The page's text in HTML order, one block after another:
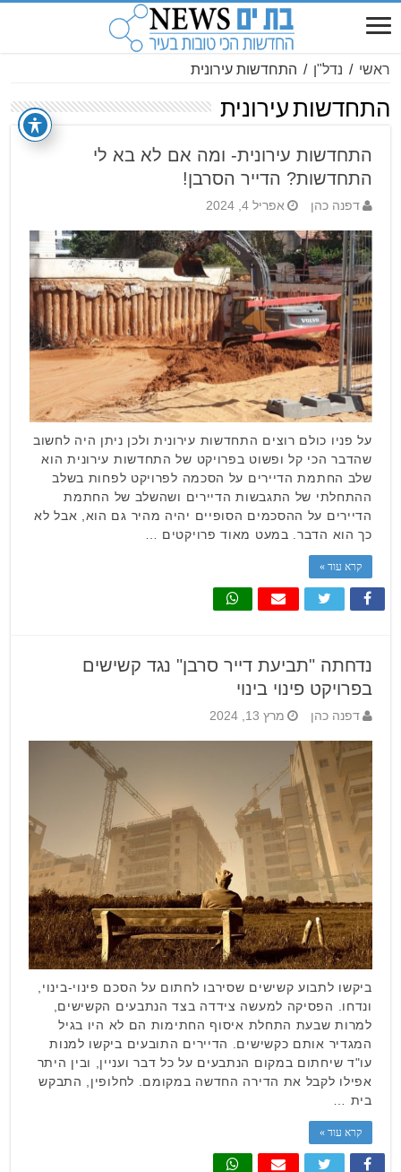
ראשי / נדל"ן / התחדשות עירונית
התחדשות עירונית
התחדשות עירונית- ומה אם לא בא לי
התחדשות? הדייר הסרבן!
דפנה כהן אפריל 4, 2024
על פניו כולם רוצים התחדשות עירונית ולכן ניתן היה לחשוב
שהדבר הכי קל ופשוט בפרויקט של התחדשות עירונית הוא
שלב החתמת הדיירים על הסכמה לפרויקט לפחות בשלב
ההתחלתי של התגבשות הדיירים ושהשלב של החתמת
הדיירים על ההסכמים הסופיים יהיה מהיר גם הוא, אבל לא
כך הוא הדבר. במעט מאוד פרויקטים …
קרא עוד »
נדחתה "תביעת דייר סרבן" נגד קשישים
בפרויקט פינוי בינוי
דפנה כהן מרץ 13, 2024
ביקשו לתבוע קשישים שסירבו לחתום על הסכם פינוי-בינוי,
ונדחו. הפסיקה למעשה צידדה בצד הנתבעים הקשישים,
למרות שבעת התחלת איסוף החתימות הם לא היו בגיל
המגדיר אותם כקשישים. הדיירים התובעים ביקשו למנות
עו"ד שיחתום במקום הנתבעים על כל דבר ועניין, ובין היתר
אפילו לקבל את הדירה החדשה במקומם. לחלופין, התבקש
בית …
קרא עוד »